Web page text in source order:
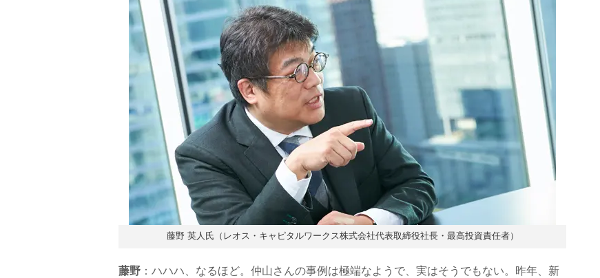
藤野 英人氏（レオス・キャピタルワークス株式会社代表取締役社長・最高投資責任者）
藤野 ：ハハハ、なるほど。仲山さんの事例は極端なようで、実はそうでもない。昨年、新